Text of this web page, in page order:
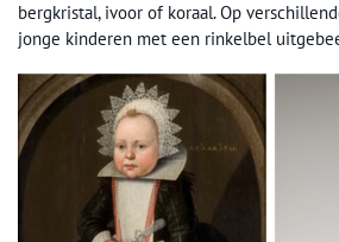
bergkristal, ivoor of koraal. Op
jonge kinderen met een rinkelbel